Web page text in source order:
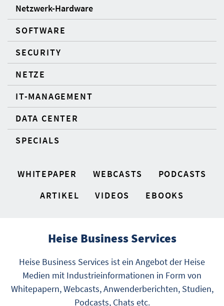
Netzwerk-Hardware
SOFTWARE
SECURITY
NETZE
IT-MANAGEMENT
DATA CENTER
SPECIALS
WHITEPAPER WEBCASTS
PODCASTS
ARTIKEL
VIDEOS EBOOKS
Heise Business Services
Heise Business Services ist ein Angebot der Heise
Medien mit Industrieinformationen in Form von
Whitepapern, Webcasts, Anwenderberichten, Studien,
Podcasts, Chats etc.